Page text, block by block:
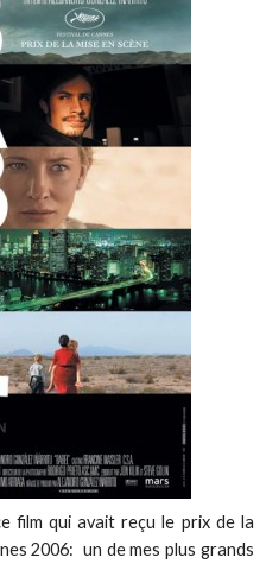
film qui avait reçu le prix de la
2006: un de mes plus grands